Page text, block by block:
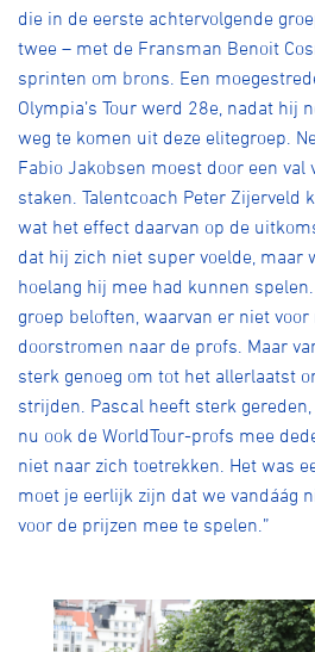
die in de eerste achtervolgende
twee – met de Fransman Benoit
sprinten om brons. Een
Olympia’s Tour werd 28e, nadat hij
weg te komen uit deze elitegroep.
Fabio Jakobsen moest door een
staken. Talentcoach Peter Zijerveld
wat het effect daarvan op de
dat hij zich niet super voelde, maar
hoelang hij mee had kunnen
groep beloften, waarvan er niet
doorstromen naar de profs. Maar
sterk genoeg om tot het allerlaatst
strijden. Pascal heeft sterk
nu ook de WorldTour-profs mee
niet naar zich toetrekken. Het was
moet je eerlijk zijn dat we vandáág
voor de prijzen mee te spelen.”